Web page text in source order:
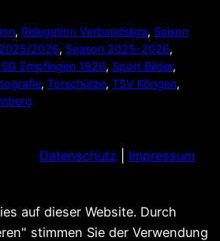
, Relegation Verbandsliga, Saison
2026, Season 2025-2026
SG Empfingen 1926, Sport Bilder
, Torschütze, TSV Köngen
Datenschutz Impressum
auf dieser Website. Durch
stimmen Sie der Verwendung